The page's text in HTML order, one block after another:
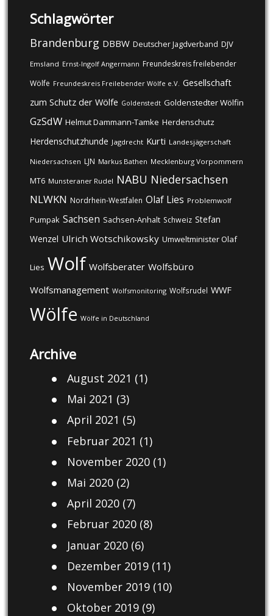
Schlagwörter
Brandenburg DBBW Deutscher Jagdverband DJV
Emsland Ernst-Ingolf Angermann Freundeskreis freilebender
Wölfe Freundeskreis Freilebender Wölfe e.V. Gesellschaft
zum Schutz der Wölfe Goldenstedt Goldenstedter Wölfin
GzSdW Helmut Dammann-Tamke Herdenschutz
Herdenschutzhunde Jagdrecht Kurti Landesjägerschaft
Niedersachsen LJN Markus Bathen Mecklenburg Vorpommern
MT6 Munsteraner Rudel NABU Niedersachsen
NLWKN Nordrhein-Westfalen Olaf Lies Problemwolf
Pumpak Sachsen Sachsen-Anhalt Schweiz Stefan
Wenzel Ulrich Wotschikowsky Umweltminister Olaf
Lies Wolf Wolfsberater Wolfsbüro
Wolfsmanagement Wolfsmonitoring Wolfsrudel WWF
Wölfe Wölfe in Deutschland
Archive
August 2021 (1)
Mai 2021 (3)
April 2021 (5)
Februar 2021 (1)
November 2020(1)
Mai 2020(2)
April 2020(7)
Februar 2020(8)
Januar 2020(6)
Dezember 2019(11)
November 2019(10)
Oktober 2019(9)